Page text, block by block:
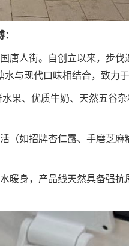
唐人街。自创立以来，步
与现代口味相结合，致力
果、优质牛奶、天然五谷
（如招牌杏仁露、手磨芝麻
暖身，产品线天然具备强